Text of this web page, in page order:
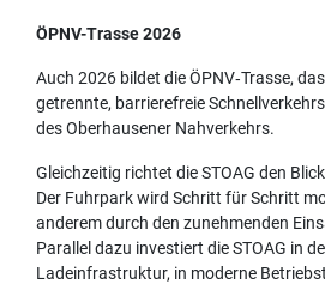
ÖPNV-Trasse 2026
Auch 2026 bildet die ÖPNV‑Trasse,
getrennte, barrierefreie
des Oberhausener Nahverkehrs.
Gleichzeitig richtet die STOAG den
Der Fuhrpark wird Schritt für Schritt
anderem durch den zunehmenden
Parallel dazu investiert die STOAG in
Ladeinfrastruktur, in moderne